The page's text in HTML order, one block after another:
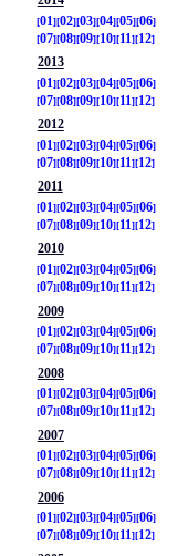
01
02 03 04 05 06
07 08 09 10 11
12
2013
01
02 03 04 05 06
07 08 09 10 11
12
2012
01
02 03 04 05 06
07 08 09 10 11
12
2011
01
02 03 04 05 06
07 08 09 10 11
12
2010
01
02 03 04 05 06
07 08 09 10 11
12
2009
01
02 03 04 05 06
07 08 09 10 11
12
2008
01
02 03 04 05 06
07 08 09 10 11
12
2007
01
02 03 04 05 06
07 08 09 10 11
12
2006
01
02 03 04 05 06
07 08 09 10 11
12